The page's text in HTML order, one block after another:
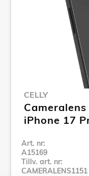
CELLY
iPhone 17
Art. nr:
A15169
Tillv. art. nr:
CAMERALENS1151